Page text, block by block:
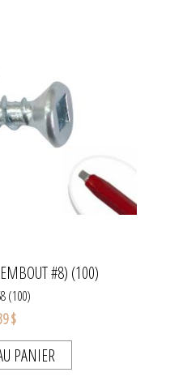
#8) (100)
(100)
$
PANIER